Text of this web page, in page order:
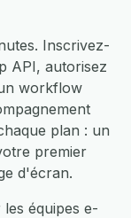
Inscrivez-
API, autorisez
workflow
plan : un
premier
d'écran.
équipes e-